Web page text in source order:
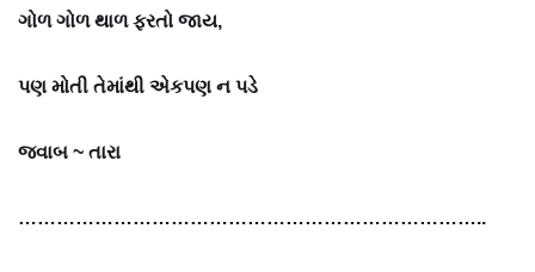
ગોળ ગોળ થાળ ફરતો જાય,
પણ મોતી તેમાંથી એકપણ ન પડે
જવાબ ~ તારા
………………………………………………………………..